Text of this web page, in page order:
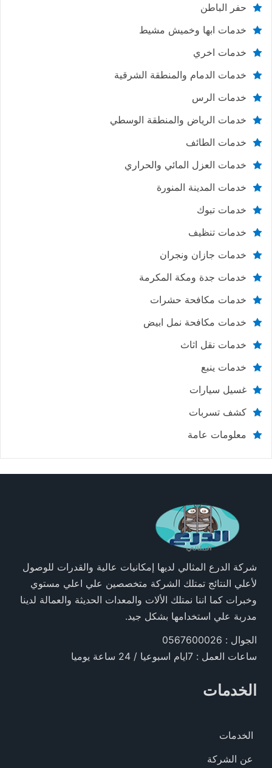
حفر الباطن
خدمات ابها وخميش مشيط
خدمات اخري
خدمات الدمام والمنطقة الشرقية
خدمات الرس
خدمات الرياض والمنطقة الوسطي
خدمات الطائف
خدمات العزل المائي والحراري
خدمات المدينة المنورة
خدمات تبوك
خدمات تنظيف
خدمات جازان ونجران
خدمات جدة ومكة المكرمة
خدمات مكافحة حشرات
خدمات مكافحة نمل ابيض
خدمات نقل اثاث
خدمات ينبع
غسيل سيارات
كشف تسربات
معلومات عامة
شركة الدرع المثالي لديها إمكانيات عالية والقدرات للوصول
لأعلي النتائج تمتلك الشركة متخصصين علي اعلي مستوي
وخبرات كما اننا نمتلك الألات والمعدات الحديثة والعمالة لدينا
مدربة علي استخدامها بشكل جيد.
الجوال : 0567600026
ساعات العمل : 7ايام اسبوعيا / 24 ساعة يوميا
الخدمات
الخدمات
عن الشركة